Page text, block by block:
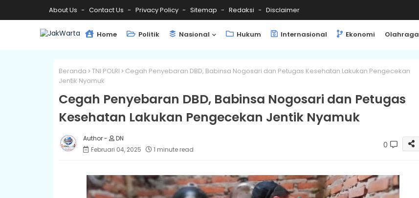
About Us Contact Us Privacy Policy Sitemap Redaksi Disclaimer
Home Politik Nasional Hukum Internasional Ekonomi Olahraga
Beranda TNI POLRI
Cegah Penyebaran DBD, Babinsa Nogosari dan Petugas Kesehatan Lakukan Pengecekan
Jentik Nyamuk
Cegah Penyebaran DBD, Babinsa Nogosari dan Petugas
Kesehatan Lakukan Pengecekan Jentik Nyamuk
DN
Februari 04, 2025
1 minute read 0